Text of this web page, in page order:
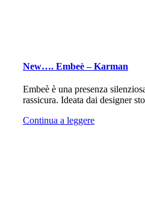
New…. Embeè – Karman
Embeè è una presenza
rassicura. Ideata dai designer
Continua a leggere